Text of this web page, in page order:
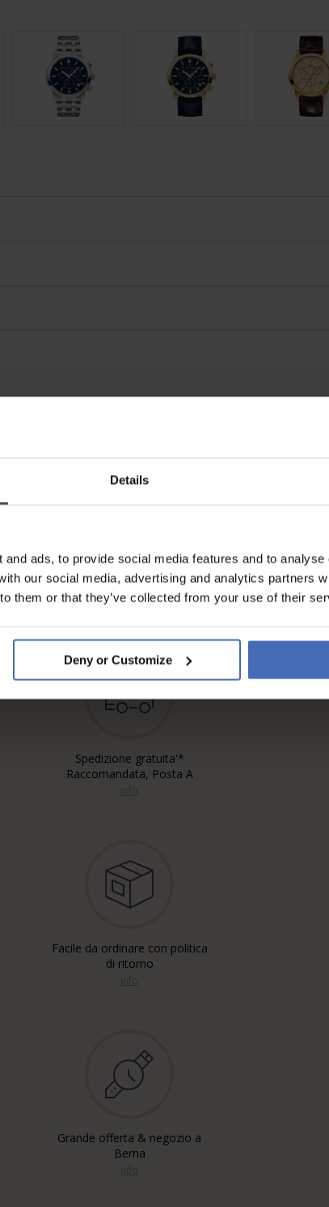
Details
ads, to provide social media features and to
our social media, advertising and analytics partners
them or that they’ve collected from your use of their
Deny or Customize
Fattura & Pagamento a rate
fino a 5000.-
info
Spedizione gratuita'*
Raccomandata, Posta A
Facile da ordinare con politica
di ritorno
Grande offerta & negozio a
Berna